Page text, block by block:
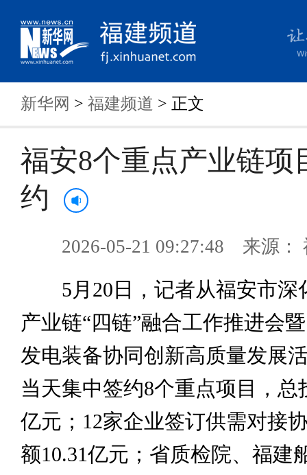
新华网 > 福建频道 > 正文
福安8个重点产业链项
约
2026-05-21 09:27:48 来源：
5月20日，记者从福安市深
产业链“四链”融合工作推进会
发电装备协同创新高质量发展
当天集中签约8个重点项目，总
亿元；12家企业签订供需对接
额10.31亿元；省质检院、福建